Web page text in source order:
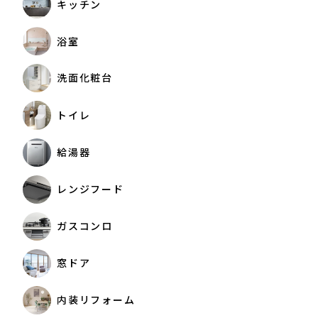
キッチン
浴室
洗面化粧台
トイレ
給湯器
レンジフード
ガスコンロ
窓ドア
内装リフォーム